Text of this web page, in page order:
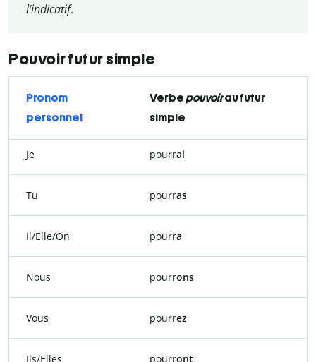
l’indicatif.
Pouvoir futur simple
Pronom
personnel
Verbepouvoirau futur
simple
Je pourrai
Tu pourras
Il/Elle/On pourra
Nous pourrons
Vous pourrez
Ils/Elles pourront